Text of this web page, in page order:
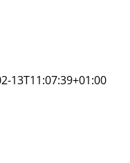
13T11:07:39+01:00